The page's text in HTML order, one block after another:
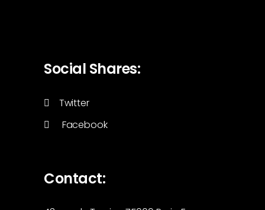
Social Shares:
Twitter
Facebook
Contact: